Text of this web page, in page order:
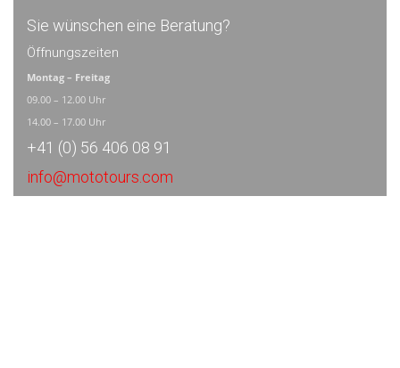
Sie wünschen eine Beratung?
Öffnungszeiten
Montag – Freitag
09.00 – 12.00 Uhr
14.00 – 17.00 Uhr
+41 (0) 56 406 08 91
info@mototours.com